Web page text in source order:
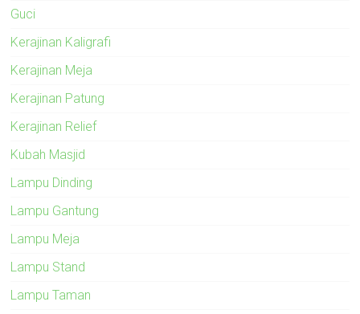
Guci
Kerajinan Kaligrafi
Kerajinan Meja
Kerajinan Patung
Kerajinan Relief
Kubah Masjid
Lampu Dinding
Lampu Gantung
Lampu Meja
Lampu Stand
Lampu Taman